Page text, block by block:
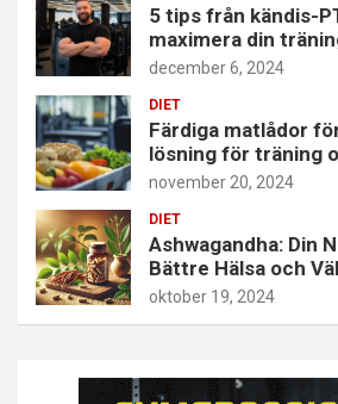
5 tips från kändis-
maximera din
december 6, 2024
DIET
Färdiga matlådor
lösning för träning
november 20, 2024
DIET
Ashwagandha: Din
Bättre Hälsa och
oktober 19, 2024